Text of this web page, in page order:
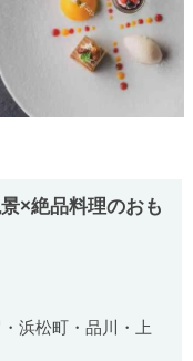
×絶品料理のおも
浜松町・品川・上